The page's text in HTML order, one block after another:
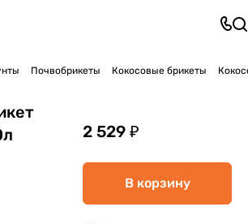
Почвобрикеты Кокосовые брикеты
2 529 ₽
В корзину